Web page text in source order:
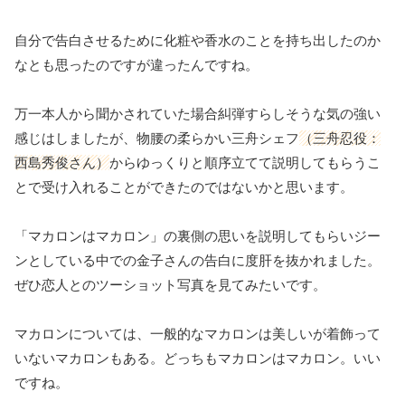
自分で告白させるために化粧や香水のことを持ち出したのか
なとも思ったのですが違ったんですね。
万一本人から聞かされていた場合糾弾すらしそうな気の強い
感じはしましたが、物腰の柔らかい三舟シェフ（三舟忍役：
西島秀俊さん）からゆっくりと順序立てて説明してもらうこ
とで受け入れることができたのではないかと思います。
「マカロンはマカロン」の裏側の思いを説明してもらいジー
ンとしている中での金子さんの告白に度肝を抜かれました。
ぜひ恋人とのツーショット写真を見てみたいです。
マカロンについては、一般的なマカロンは美しいが着飾って
いないマカロンもある。どっちもマカロンはマカロン。いい
ですね。